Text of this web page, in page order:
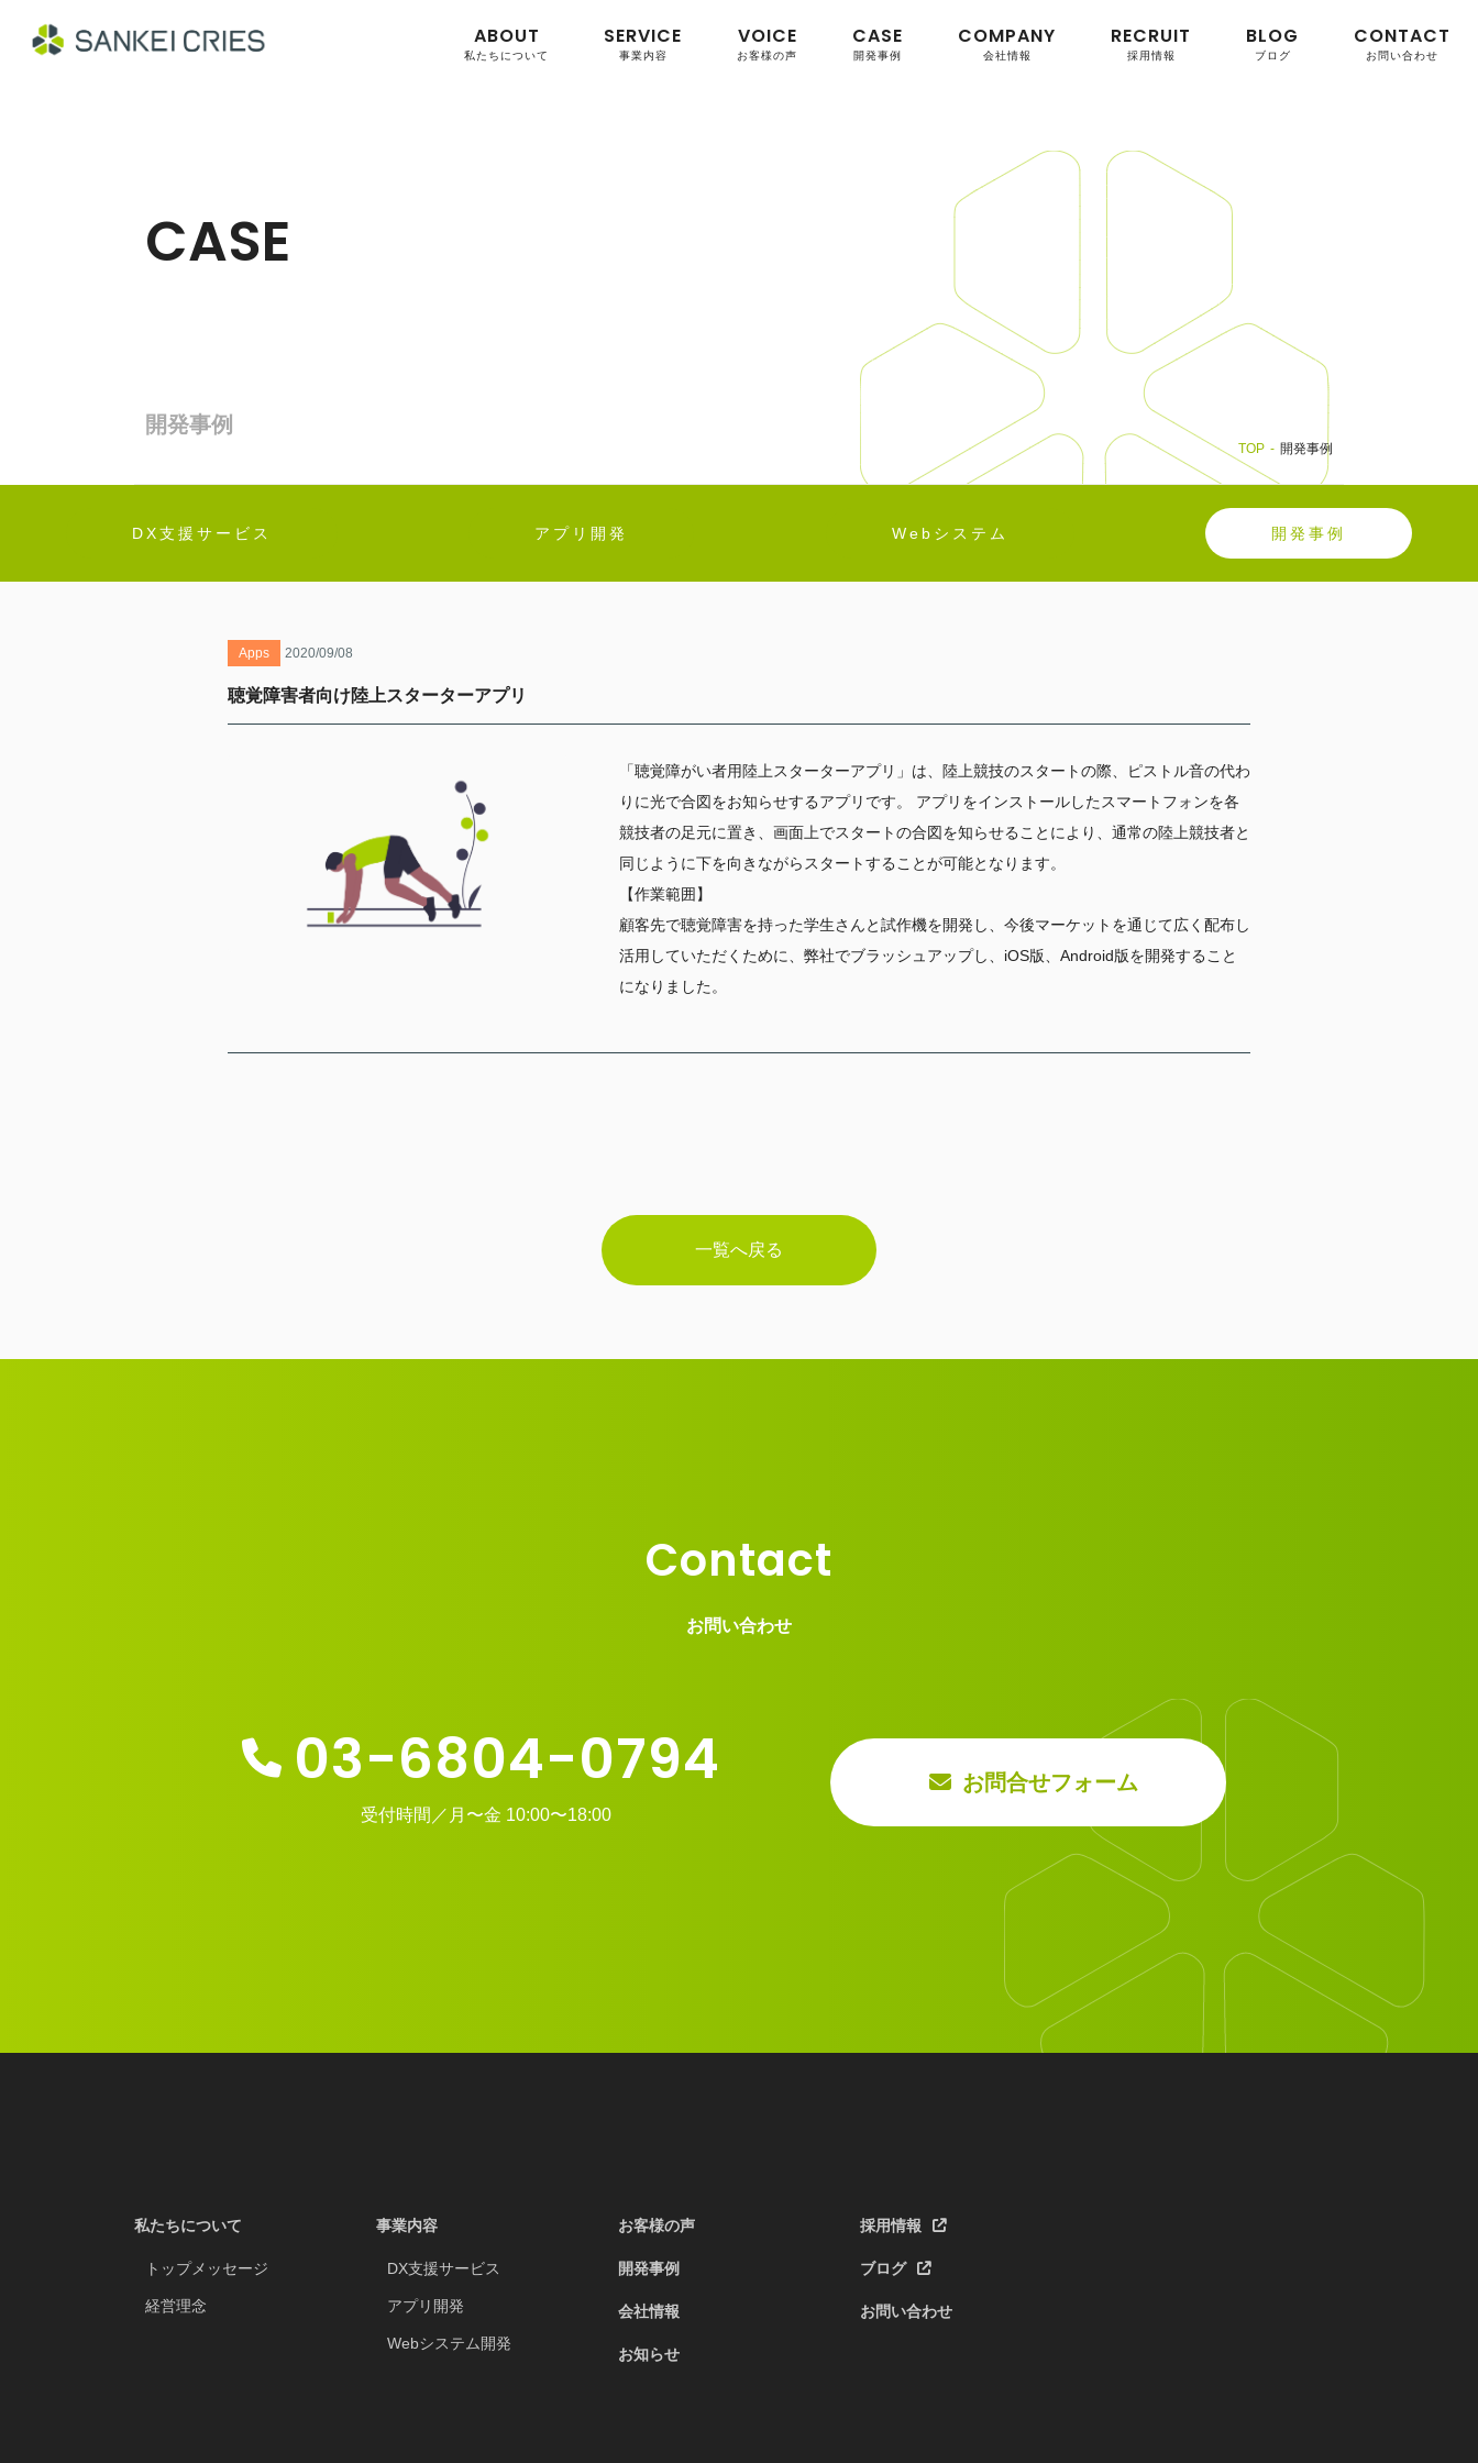
ABOUT
私たちについて
SERVICE
事業内容
VOICE
お客様の声
CASE
開発事例
COMPANY
会社情報
RECRUIT
採用情報
BLOG
ブログ
CONTACT
お問い合わせ
CASE
開発事例
TOP 開発事例
DX支援サービス アプリ開発 Webシステム 開発事例
Apps 2020/09/08
聴覚障害者向け陸上スターターアプリ​
「聴覚障がい者用陸上スターターアプリ」は、陸上競技のス タートの際、ピストル音の代わ
りに光で合図をお知らせするアプリです。 アプリをインストールしたスマートフォンを各
競技者の足元に置き、画面上でスタートの合図を知らせることによ り、通常の陸上競技者と
同じように下を向きながらスタートすることが可能となります。
【作業範囲 】
顧客先で聴覚障害を持った学生さんと試作機を開発し、 今後マーケットを通じて広く配布し
活用していただくために、 弊社でブラッシュアップし、 iOS版、 Android版を開発すること
になりました。
一覧へ戻る
Contact
お問い合わせ
03-6804-0794
受付時間／月〜金 10:00〜18:00
お問合せフォーム
私たちについて
トップメッセージ
経営理念
事業内容
DX支援サービス
アプリ開発
Webシステム開発
お客様の声
開発事例
会社情報
お知らせ
採用情報
ブログ
お問い合わせ